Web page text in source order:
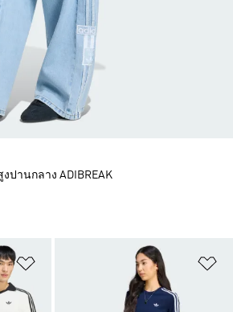
เพิ่มไปยังรายการสินค้าโปรด
ปานกลาง ADIBREAK